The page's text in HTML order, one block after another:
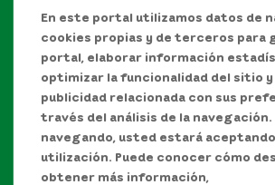
En este portal utilizamos datos de
cookies propias y de terceros para
portal, elaborar información
optimizar la funcionalidad del sitio
publicidad relacionada con sus
través del análisis de la
navegando, usted estará
utilización. Puede conocer cómo
obtener más información,